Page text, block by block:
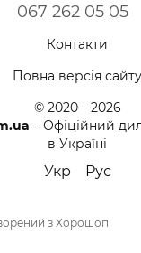
067 262 05 05
Контакти
Повна версія сайту
© 2020—2026
– Офіційний
в Україні
Укр Рус
з Хорошоп